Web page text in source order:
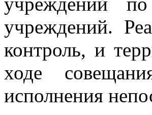
учреждений.
контроль, и
ходе
исполнения